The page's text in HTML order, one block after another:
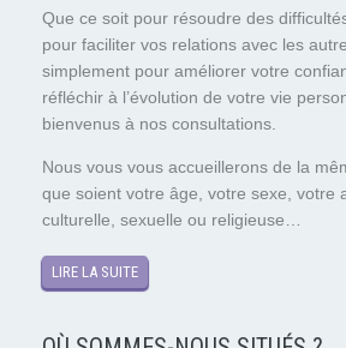
Que ce soit pour résoudre des
pour faciliter vos relations avec les
simplement pour améliorer votre
réfléchir à l’évolution de votre vie
bienvenus à nos consultations.
Nous vous vous accueillerons de la
que soient votre âge, votre sexe, votre
culturelle, sexuelle ou religieuse…
LIRE LA SUITE